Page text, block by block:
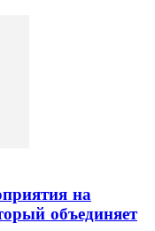
на
объединяет